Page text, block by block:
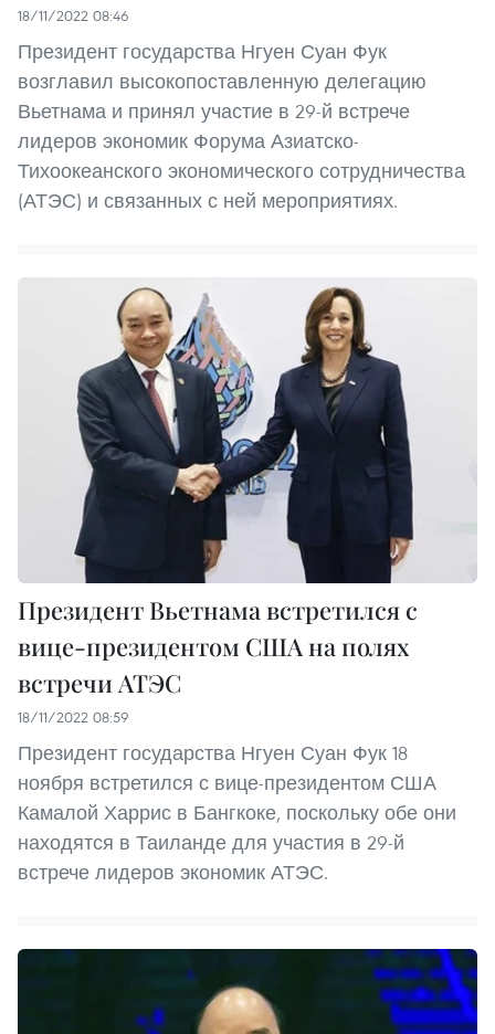
18/11/2022 08:46
Президент государства Нгуен Суан Фук
возглавил высокопоставленную делегацию
Вьетнама и принял участие в 29-й встрече
лидеров экономик Форума Азиатско-
Тихоокеанского экономического сотрудничества
(АТЭС) и связанных с ней мероприятиях.
Президент Вьетнама встретился с
вице-президентом США на полях
встречи АТЭС
18/11/2022 08:59
Президент государства Нгуен Суан Фук 18
ноября встретился с вице-президентом США
Камалой Харрис в Бангкоке, поскольку обе они
находятся в Таиланде для участия в 29-й
встрече лидеров экономик АТЭС.